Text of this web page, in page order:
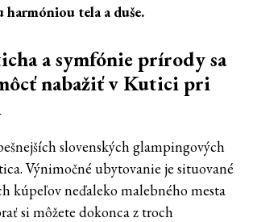
tela a duše.
a symfónie prírody sa
nabažiť v Kutici pri
slovenských glampingových
Výnimočné ubytovanie je situované
kúpeľov neďaleko malebného mesta
si môžete dokonca z troch